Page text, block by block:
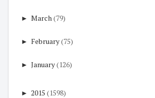
► March (79)
► February(75)
► January(126)
► 2015 (1598)